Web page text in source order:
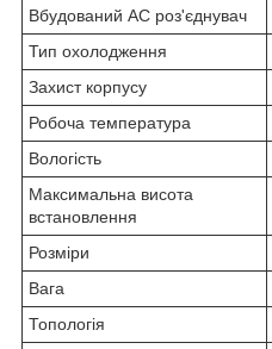
Вбудований AC роз'єднувач
Тип охолодження
Захист корпусу
Робоча температура
Вологість
Максимальна висота
встановлення
Розміри
Вага
Топологія